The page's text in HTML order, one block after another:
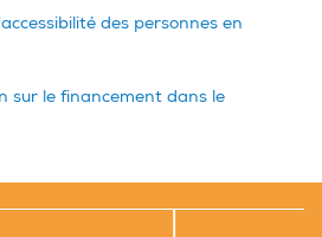
des personnes en
sur le financement dans le